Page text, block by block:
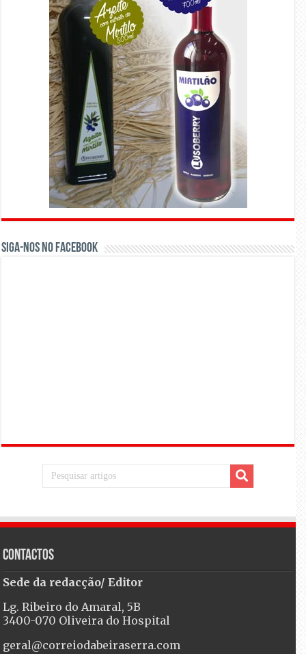
Siga-nos no Facebook
Contactos
Sede da redacção/ Editor
Lg. Ribeiro do Amaral, 5B
3400-070 Oliveira do Hospital
geral@correiodabeiraserra.com